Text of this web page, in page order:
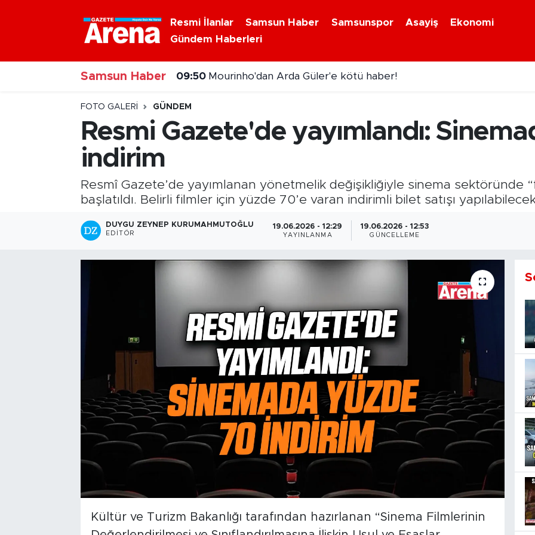
Resmi İlanlar Samsun Haber Samsunspor Asayiş
Ekonomi
Gündem Haberleri
Samsun Haber
09:50 Mourinho'dan Arda Güler'e kötü haber!
FOTO GALERI GÜNDEM
Resmi Gazete'de yayımlandı:
indirim
Resmî Gazete’de yayımlanan yönetmelik değişikliğiyle sinema sektöründe
başlatıldı. Belirli filmler için yüzde 70’e varan indirimli bilet satışı
DUYGU ZEYNEP KURUMAHMUTOĞLU
EDITÖR
19.06.2026 - 12:29
YAYINLANMA
19.06.2026 - 12:53
GÜNCELLEME
Kültür ve Turizm Bakanlığı tarafından hazırlanan “Sinema Filmlerinin
Nöbetçi Eczaneler
Hava Durumu
Samsun Namaz Vakitleri
Trafik Durumu
Süper Lig Puan Durumu ve Fikstür
Tüm Manşetler
Son Dakika Haberleri
Haber Arşivi